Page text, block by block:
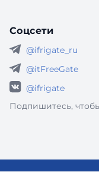
Соцсети
@ifrigate_ru
@itFreeGate
@ifrigate
Подпишитесь,